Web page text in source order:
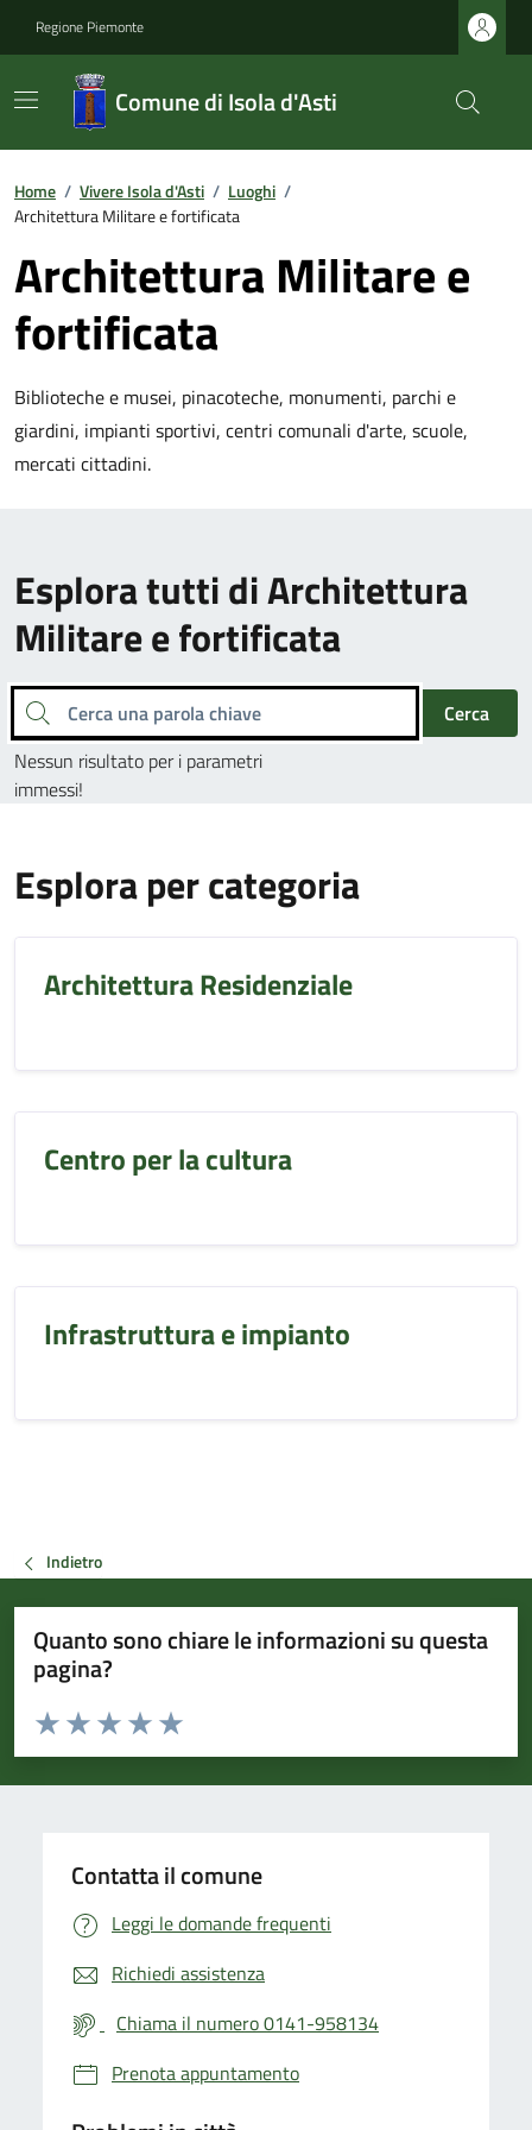
Regione Piemonte
Comune di Isola d'Asti
Home / Vivere Isola d'Asti / Luoghi /
Architettura Militare e fortificata
Architettura Militare e
fortificata
Biblioteche e musei, pinacoteche, monumenti, parchi e
giardini, impianti sportivi, centri comunali d'arte, scuole,
mercati cittadini.
Esplora tutti di Architettura
Militare e fortificata
Cerca una parola chiave
Cerca
Nessun risultato per i parametri
immessi!
Esplora per categoria
Architettura Residenziale
Centro per la cultura
Infrastruttura e impianto
Indietro
Quanto sono chiare le informazioni su questa
pagina?
Valuta da 1 a 5 stelle la pagina
Valuta 5 stelle su 5
Valuta 4 stelle su 5
Valuta 3 stelle su 5
Valuta 2 stelle su 5
Valuta 1 stelle su 5
Contatta il comune
Leggi le domande frequenti
Richiedi assistenza
Chiama il numero 0141-958134
Prenota appuntamento